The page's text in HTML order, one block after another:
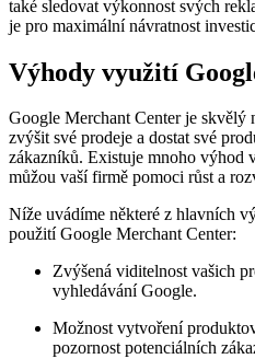
také sledovat výkonnost svých
je pro maximální návratnost
Výhody využití
Google Merchant Center je skvělý
zvýšit své prodeje a dostat své
zákazníků. Existuje mnoho výhod
můžou vaší firmě pomoci růst a
Níže uvádíme některé z hlavních
použití Google Merchant Center:
Zvýšená viditelnost vašich
vyhledávání Google.
Možnost vytvoření
pozornost potenciálních